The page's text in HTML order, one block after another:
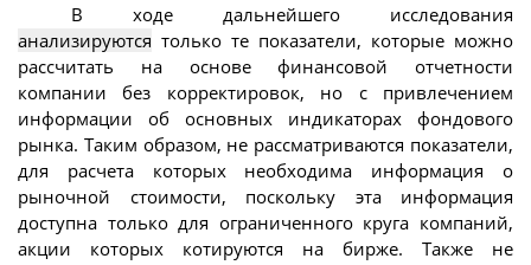
В ходе дальнейшего исследования
анализируются только те показатели, которые можно
рассчитать на основе финансовой отчетности
компании без корректировок, но с привлечением
информации об основных индикаторах фондового
рынка. Таким образом, не рассматриваются показатели,
для расчета которых необходима информация о
рыночной стоимости, поскольку эта информация
доступна только для ограниченного круга компаний,
акции которых котируются на бирже. Также не